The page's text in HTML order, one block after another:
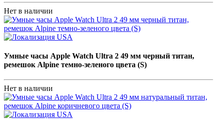
Нет в наличии
Умные часы Apple Watch Ultra 2 49 мм черный титан,
ремешок Alpine темно-зеленого цвета (S)
Нет в наличии